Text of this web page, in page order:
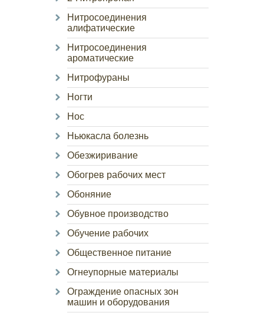
Нитросоединения
алифатические
Нитросоединения
ароматические
Нитрофураны
Ногти
Нос
Ньюкасла болезнь
Обезжиривание
Обогрев рабочих мест
Обоняние
Обувное производство
Обучение рабочих
Общественное питание
Огнеупорные материалы
Ограждение опасных зон
машин и оборудования